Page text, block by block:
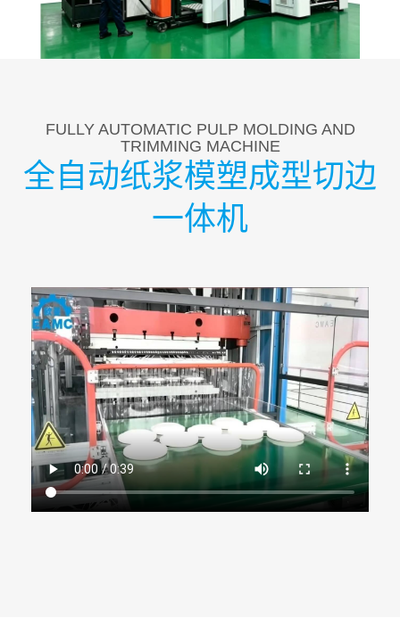
FULLY AUTOMATIC PULP MOLDING AND
TRIMMING MACHINE
全自动纸浆模塑成型切边
一体机